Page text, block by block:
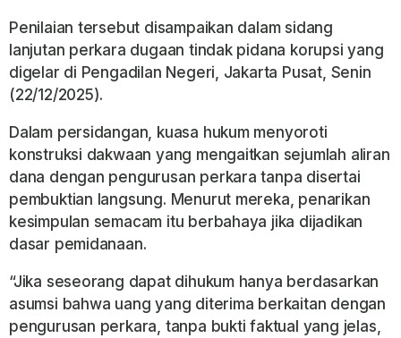
Penilaian tersebut disampaikan dalam sidang
lanjutan perkara dugaan tindak pidana korupsi yang
digelar di Pengadilan Negeri, Jakarta Pusat, Senin
(22/12/2025).
Dalam persidangan, kuasa hukum menyoroti
konstruksi dakwaan yang mengaitkan sejumlah aliran
dana dengan pengurusan perkara tanpa disertai
pembuktian langsung. Menurut mereka, penarikan
kesimpulan semacam itu berbahaya jika dijadikan
dasar pemidanaan.
“Jika seseorang dapat dihukum hanya berdasarkan
asumsi bahwa uang yang diterima berkaitan dengan
pengurusan perkara, tanpa bukti faktual yang jelas,